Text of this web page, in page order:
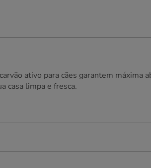
ativo para cães garantem máxima
casa limpa e fresca.